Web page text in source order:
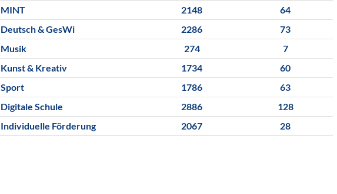
MINT
2148
64
Deutsch & GesWi
2286
73
Musik
274
7
Kunst & Kreativ
1734
60
Sport
1786
63
Digitale Schule
2886
128
Individuelle Förderung
2067 28